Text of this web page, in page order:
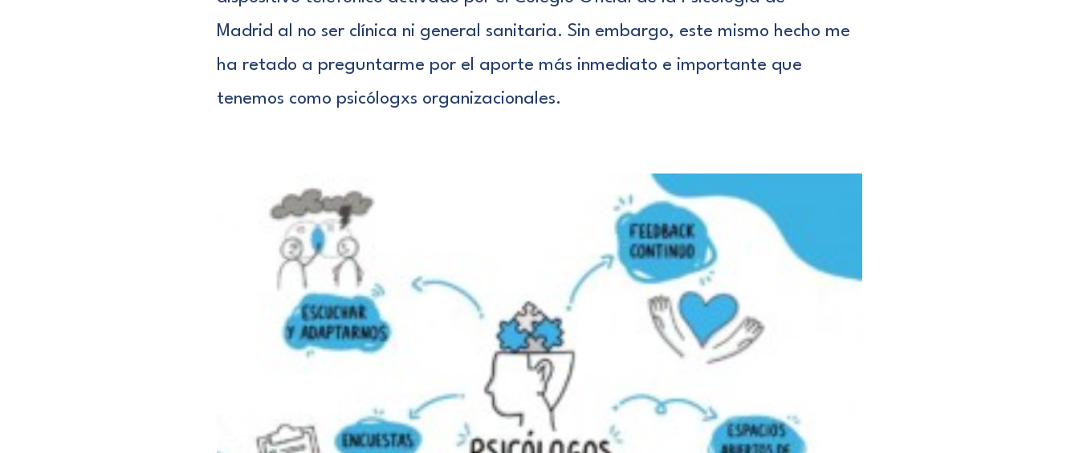
Madrid al no ser clínica ni general sanitaria. Sin embargo, este mismo hecho me
ha retado a preguntarme por el aporte más inmediato e importante que
tenemos como psicólogxs organizacionales.